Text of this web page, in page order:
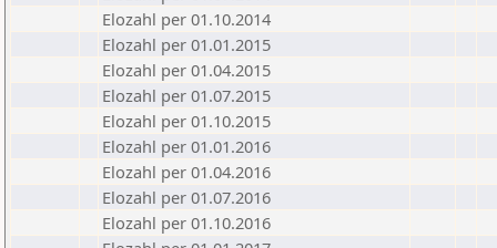
Elozahl per 01.10.2014
Elozahl per 01.01.2015
Elozahl per 01.04.2015
Elozahl per 01.07.2015
Elozahl per 01.10.2015
Elozahl per 01.01.2016
Elozahl per 01.04.2016
Elozahl per 01.07.2016
Elozahl per 01.10.2016